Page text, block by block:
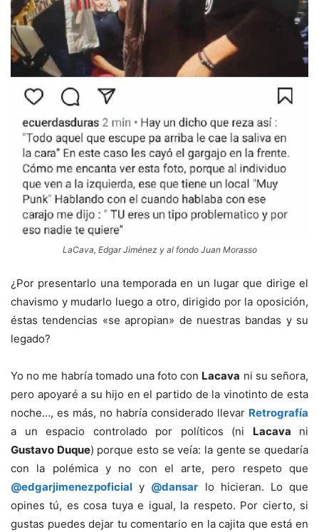
LaCava, Edgar Jiménez y al fondo Juan Morasso
¿Por presentarlo una temporada en un lugar que dirige el
chavismo y mudarlo luego a otro, dirigido por la oposición,
éstas tendencias «se apropian» de nuestras bandas y su
legado?
Yo no me habría tomado una foto con Lacava ni su señora,
pero apoyaré a su hijo en el partido de la vinotinto de esta
noche…, es más, no habría considerado llevar Retrografía
a un espacio controlado por políticos (ni Lacava ni
Gustavo Duque) porque esto se veía: la gente se quedaría
con la polémica y no con el arte, pero respeto que
@edgarjimenezpoficial y @dansar lo hicieran. Lo que
opines tú, es cosa tuya e igual, la respeto. Por cierto, si
gustas puedes dejar tu comentario en la cajita que está en